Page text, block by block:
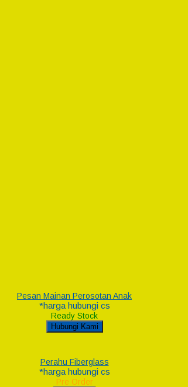
Pesan Mainan Perosotan Anak
*harga hubungi cs
Ready Stock
Hubungi Kami
Perahu Fiberglass
*harga hubungi cs
Pre Order